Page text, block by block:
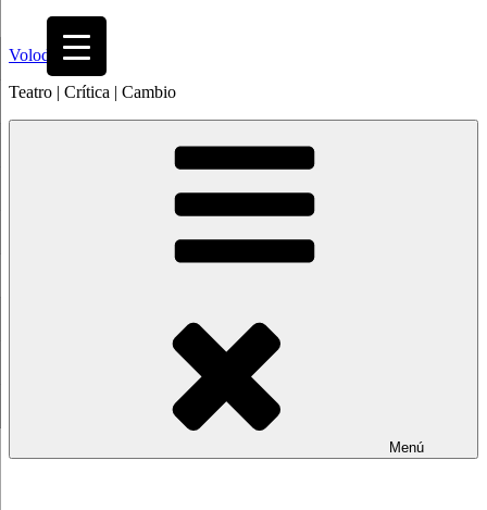
contenido
Volodia
Teatro | Crítica | Cambio
Menú